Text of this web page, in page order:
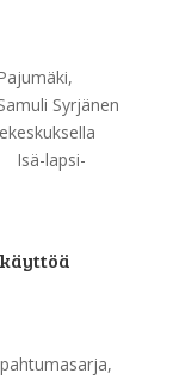
Syrjänen
Isä-lapsi-